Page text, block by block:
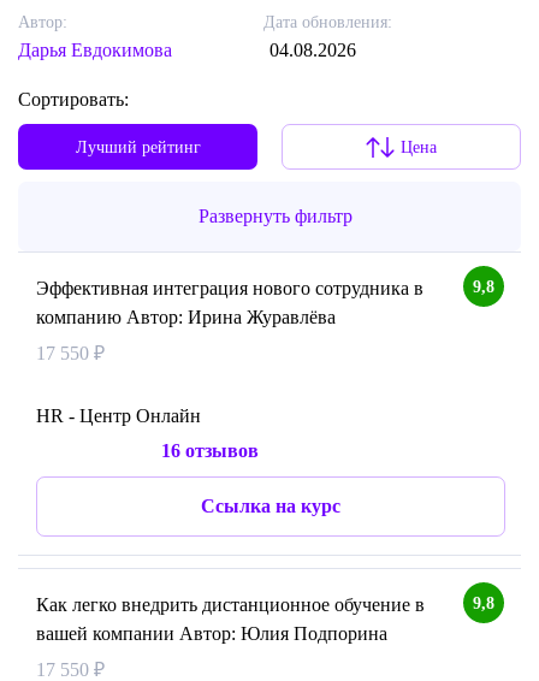
Сортировать:
Лучший рейтинг Цена
Дата обновления:
04.08.2026
Автор:
Дарья Евдокимова
Развернуть фильтр
9,8
Эффективная интеграция нового сотрудника в
компанию Автор: Ирина Журавлёва
17 550 ₽
HR - Центр Онлайн
16 отзывов
Ссылка на курс
9,8
Как легко внедрить дистанционное обучение в
вашей компании Автор: Юлия Подпорина
17 550 ₽